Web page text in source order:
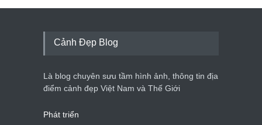
Tam giác mạch khoe sắc
du lịch quốc gia
Cảnh đẹp Việt Nam 24/04/2020
Cảnh Đẹp Blog
Là blog chuyên sưu tầm hình ảnh, thông tin địa
điểm cảnh đẹp Việt Nam và Thế Giới
Phát triển